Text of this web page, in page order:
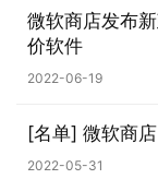
微软商店发布
价软件
2022-06-19
[名单] 微软商
2022-05-31